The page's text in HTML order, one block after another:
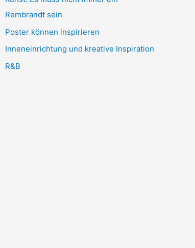
o
r
:
Rembrandt sein
Poster können inspirieren
Inneneinrichtung und kreative Inspiration
R&B